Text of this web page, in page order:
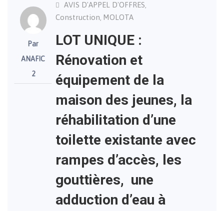
Par
ANAFIC
2
AVIS D'APPEL D'OFFRES,
Construction, MOLOTA
LOT UNIQUE :
Rénovation et
équipement de la
maison des jeunes, la
réhabilitation d’une
toilette existante avec
rampes d’accès, les
gouttières, une
adduction d’eau à